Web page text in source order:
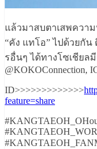
แล้วมาสบตาเสพควา
“คัง แทโอ” ไปด้วยกัน
รอื่นๆ ได้ทางโซเชียลมี
@KOKOConnection,
ID>>>>>>>>>>>>>
feature=share